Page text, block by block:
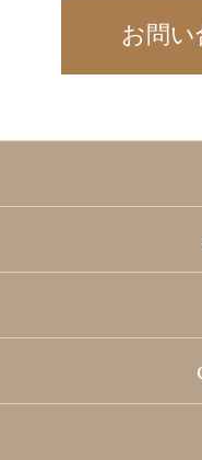
お問い